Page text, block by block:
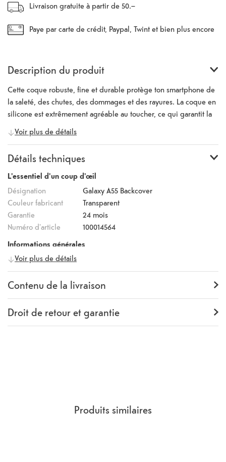
Livraison gratuite à partir de 50.–
Paye par carte de crédit, Paypal, Twint et bien plus encore
Description du produit
Cette coque robuste, fine et durable protège ton smartphone de
la saleté, des chutes, des dommages et des rayures. La coque en
silicone est extrêmement agréable au toucher, ce qui garantit la
sécurité de ton smartphone et un grand confort d'utilisation. Le
silicone de haute qualité dans lequel la coque est fabriquée
améliore la prise en main et réduit les traces de doigts. Les
bords surélevés autour de la caméra et de l'écran empêchent les
rayures. L'appareil photo ainsi que tous les boutons et ports
restent accessibles.
Voir plus de détails
Détails techniques
L'essentiel d'un coup d'œil
Désignation
Galaxy A55 Backcover
Couleur fabricant
Transparent
Garantie
24 mois
Numéro d'article
100014564
Informations générales
Fabricant
Numéro fabricant
497146
Voir plus de détails
Contenu de la livraison
Contenu de la livraison Backcover
Droit de retour et garantie
Garantie
24 mois
Produits similaires